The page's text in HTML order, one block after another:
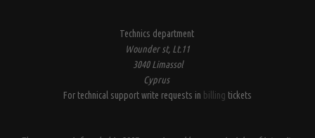
Technics department
Wounder st, Lt.11
3040 Limassol
Cyprus
For technical support write requests in billing tickets